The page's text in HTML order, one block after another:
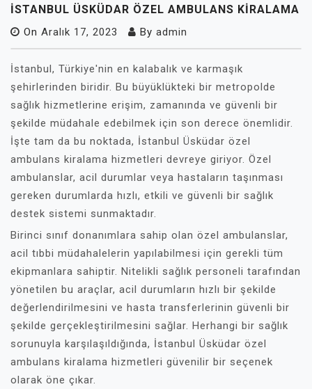
İSTANBUL ÜSKÜDAR ÖZEL AMBULANS KIRALAMA
On Aralık 17, 2023 By admin
İstanbul, Türkiye'nin en kalabalık ve karmaşık
şehirlerinden biridir. Bu büyüklükteki bir metropolde
sağlık hizmetlerine erişim, zamanında ve güvenli bir
şekilde müdahale edebilmek için son derece önemlidir.
İşte tam da bu noktada, İstanbul Üsküdar özel
ambulans kiralama hizmetleri devreye giriyor. Özel
ambulanslar, acil durumlar veya hastaların taşınması
gereken durumlarda hızlı, etkili ve güvenli bir sağlık
destek sistemi sunmaktadır.
Birinci sınıf donanımlara sahip olan özel ambulanslar,
acil tıbbi müdahalelerin yapılabilmesi için gerekli tüm
ekipmanlara sahiptir. Nitelikli sağlık personeli tarafından
yönetilen bu araçlar, acil durumların hızlı bir şekilde
değerlendirilmesini ve hasta transferlerinin güvenli bir
şekilde gerçekleştirilmesini sağlar. Herhangi bir sağlık
sorunuyla karşılaşıldığında, İstanbul Üsküdar özel
ambulans kiralama hizmetleri güvenilir bir seçenek
olarak öne çıkar.